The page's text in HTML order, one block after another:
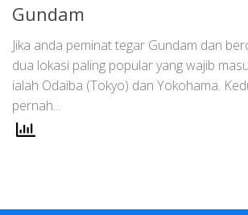
Gundam
Jika anda peminat tegar Gundam dan
dua lokasi paling popular yang wajib
ialah Odaiba (Tokyo) dan Yokohama.
pernah...